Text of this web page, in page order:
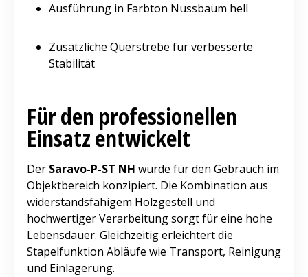
Ausführung in Farbton Nussbaum hell
Zusätzliche Querstrebe für verbesserte
Stabilität
Für den professionellen
Einsatz entwickelt
Der Saravo-P-ST NH wurde für den Gebrauch im
Objektbereich konzipiert. Die Kombination aus
widerstandsfähigem Holzgestell und
hochwertiger Verarbeitung sorgt für eine hohe
Lebensdauer. Gleichzeitig erleichtert die
Stapelfunktion Abläufe wie Transport, Reinigung
und Einlagerung.